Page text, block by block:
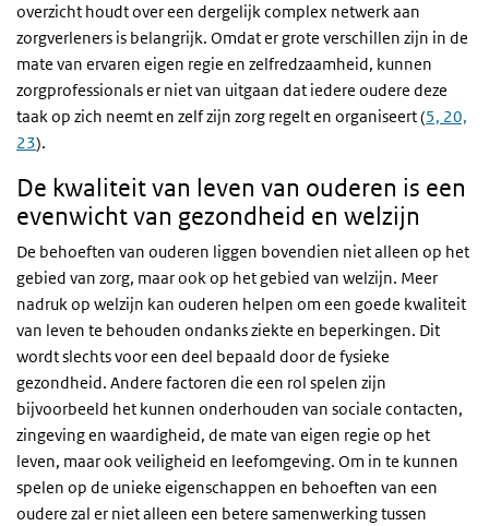
overzicht houdt over een dergelijk complex netwerk aan
zorgverleners is belangrijk. Omdat er grote verschillen zijn in de
mate van ervaren eigen regie en zelfredzaamheid, kunnen
zorgprofessionals er niet van uitgaan dat iedere oudere deze
taak op zich neemt en zelf zijn zorg regelt en organiseert (5, 20,
23).
De kwaliteit van leven van ouderen is een
evenwicht van gezondheid en welzijn
De behoeften van ouderen liggen bovendien niet alleen op het
gebied van zorg, maar ook op het gebied van welzijn. Meer
nadruk op welzijn kan ouderen helpen om een goede kwaliteit
van leven te behouden ondanks ziekte en beperkingen. Dit
wordt slechts voor een deel bepaald door de fysieke
gezondheid. Andere factoren die een rol spelen zijn
bijvoorbeeld het kunnen onderhouden van sociale contacten,
zingeving en waardigheid, de mate van eigen regie op het
leven, maar ook veiligheid en leefomgeving. Om in te kunnen
spelen op de unieke eigenschappen en behoeften van een
oudere zal er niet alleen een betere samenwerking tussen